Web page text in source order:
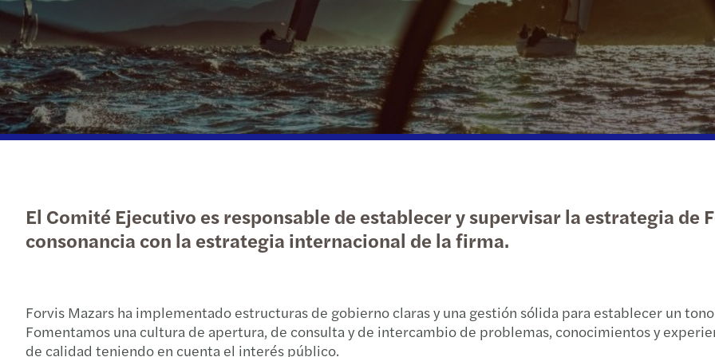
Sector público y social
Bienes raíces
Tecnología, medios y
telecomunicaciones
Sostenibilidad
Impuestos
Insights más recientes
Más
The
La
San
El Comité Ejecutivo es responsable de establecer y supervisar la estrategia de
consonancia con la estrategia internacional de la firma.
Forvis Mazars ha implementado estructuras de gobierno claras y una gestión sólida para establecer un
Fomentamos una cultura de apertura, de consulta y de intercambio de problemas, conocimientos y
de calidad teniendo en cuenta el interés público.